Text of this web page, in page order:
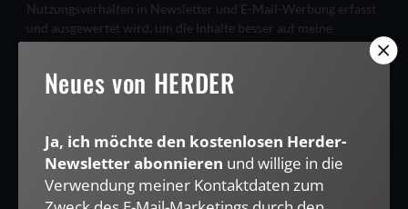
Nutzungsverhalten in Newsletter und E-Mail-Werbung erfasst
und ausgewertet wird, um die Inhalte besser auf meine
Interessen auszurichten. Über einen Link in Newsletter oder E-
Weiterführende Informationen finden Sie in unseren
E-MAIL
Neues von HERDER
Ja, ich möchte den kostenlosen Herder-
Newsletter abonnieren und willige in die
Verwendung meiner Kontaktdaten zum